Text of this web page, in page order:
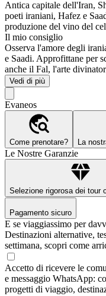
Antica capitale dell'Iran,
poeti iraniani, Hafez e
produzione del vino del
Il mio consiglio
Osserva l'amore degli
e Saadi. Approfittane per
anche il Fal, l'arte
Vedi di più
Evaneos
Come prenotare? La
Le Nostre Garanzie
Selezione rigorosa dei tour
Pagamento sicuro
E se viaggiassimo per
Destinazioni alternative,
settimana, scopri come
Accetto di ricevere le
e messaggio WhatsApp:
progetti di viaggio,